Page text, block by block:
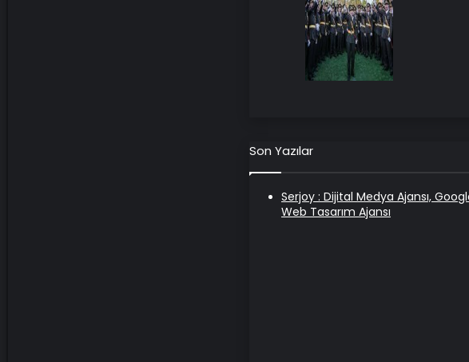
Son Yazılar
Serjoy : Dijital Medya Ajansı,
Web Tasarım Ajansı